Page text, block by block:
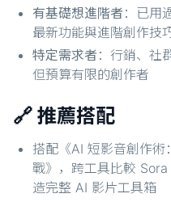
有基礎想進階者 ：已用
最新功能與進階創作技
特定需求者 ：行銷、社
但預算有限的創作者
🔗 推薦搭配
搭配《AI 短影音創作
戰》，跨工具比較
造完整 AI 影片工具箱